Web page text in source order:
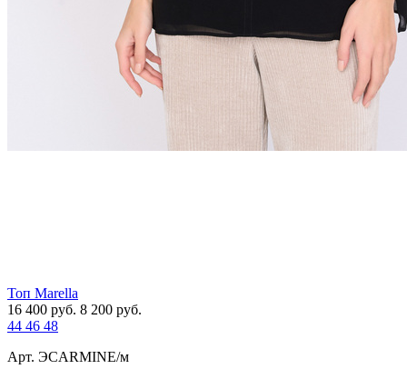
Топ Marella
16 400 руб. 8 200 руб.
44 46 48
Арт. ЭCARMINE/м